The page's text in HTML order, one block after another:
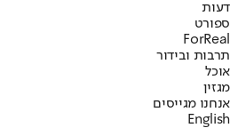
דעות
ספורט
ForReal
תרבות ובידור
אוכל
מגזין
אנחנו מגייסים
English